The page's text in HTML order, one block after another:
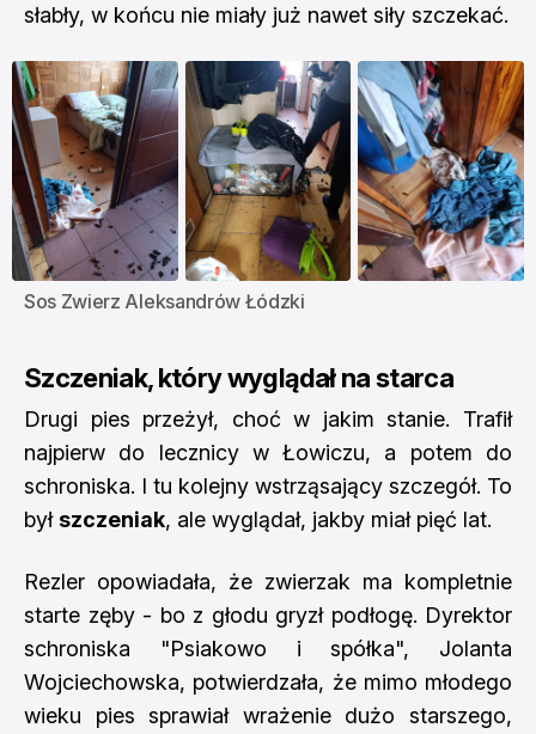
słabły, w końcu nie miały już nawet siły szczekać.
Sos Zwierz Aleksandrów Łódzki
Szczeniak, który wyglądał na starca
Drugi pies przeżył, choć w jakim stanie. Trafił
najpierw do lecznicy w Łowiczu, a potem do
schroniska. I tu kolejny wstrząsający szczegół. To
byłszczeniak, ale wyglądał, jakby miał pięć lat.
Rezler opowiadała, że zwierzak ma kompletnie
starte zęby - bo z głodu gryzł podłogę. Dyrektor
schroniska "Psiakowo i spółka", Jolanta
Wojciechowska, potwierdzała, że mimo młodego
wieku pies sprawiał wrażenie dużo starszego,